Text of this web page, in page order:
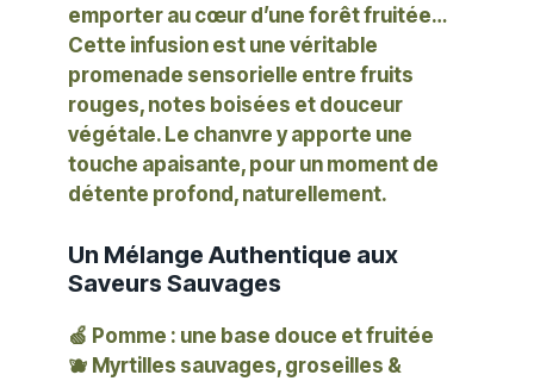
emporter au cœur d’une forêt fruitée…
Cette infusion est une véritable
promenade sensorielle entre fruits
rouges, notes boisées et douceur
végétale. Le chanvre y apporte une
touche apaisante, pour un moment de
détente profond, naturellement.
Un Mélange Authentique aux
Saveurs Sauvages
🍏 Pomme : une base douce et fruitée
🫐 Myrtilles sauvages, groseilles &